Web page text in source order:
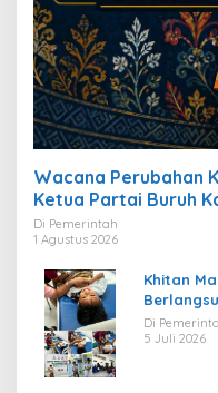
Wacana Perubahan
Ketua Partai Buruh
Regulasi
Di Pemerintah
1 Agustus 2026
Khitan Massal Gratis Baznas Berau
Di
5 Juli 2026